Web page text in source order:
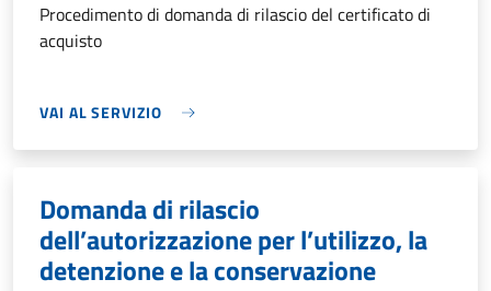
Procedimento di domanda di rilascio del certificato di
acquisto
VAI AL SERVIZIO
Domanda di rilascio
dell’autorizzazione per l’utilizzo, la
detenzione e la conservazione